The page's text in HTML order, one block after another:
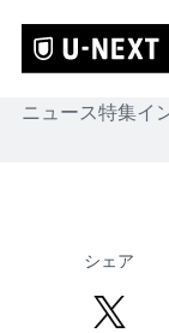
ニュース特集イ
シェア